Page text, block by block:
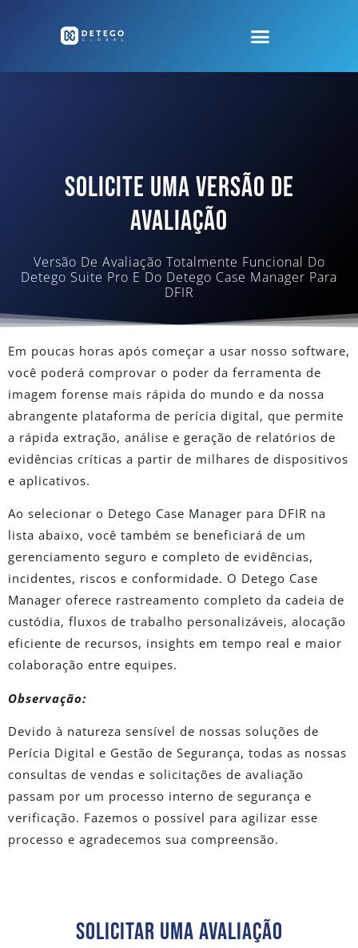
Solicite Uma Versão De
Avaliação
Versão De Avaliação Totalmente Funcional Do
Detego Suite Pro E Do Detego Case Manager Para
DFIR
Em poucas horas após começar a usar nosso software,
você poderá comprovar o poder da ferramenta de
imagem forense mais rápida do mundo e da nossa
abrangente plataforma de perícia digital, que permite
a rápida extração, análise e geração de relatórios de
evidências críticas a partir de milhares de dispositivos
e aplicativos.
Ao selecionar o Detego Case Manager para DFIR na
lista abaixo, você também se beneficiará de um
gerenciamento seguro e completo de evidências,
incidentes, riscos e conformidade. O Detego Case
Manager oferece rastreamento completo da cadeia de
custódia, fluxos de trabalho personalizáveis, alocação
eficiente de recursos, insights em tempo real e maior
colaboração entre equipes.
Observação:
Devido à natureza sensível de nossas soluções de
Perícia Digital e Gestão de Segurança, todas as nossas
consultas de vendas e solicitações de avaliação
passam por um processo interno de segurança e
verificação. Fazemos o possível para agilizar esse
processo e agradecemos sua compreensão.
Solicitar Uma Avaliação